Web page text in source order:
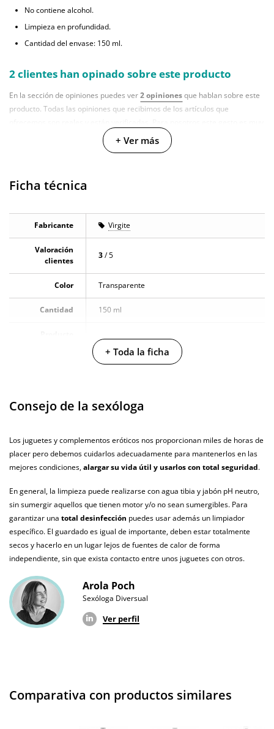
No contiene alcohol.
Limpieza en profundidad.
Cantidad del envase: 150 ml.
2 clientes han opinado sobre este producto
En la sección de opiniones puedes ver2 opinionesque hablan sobre este
producto. Todas las opiniones que recibimos de los artículos que
importante, y nos ayuda a mejorar y ofrecer un mejor servicio al resto de
+ Ver más
Ficha técnica
Fabricante Virgite
Valoración
clientes
3/ 5
Color Transparente
Cantidad 150 ml
Envío discreto Paquete discreto y sin distintivos
Producto
original
¿Cuándo lo
recibo?
El martes 11 de agosto (fecha estimada)
+ Toda la ficha
Consejo de la sexóloga
Los juguetes y complementos eróticos nos proporcionan miles de horas de
placer pero debemos cuidarlos adecuadamente para mantenerlos en las
mejores condiciones,alargar su vida útil y usarlos con total seguridad.
En general, la limpieza puede realizarse con agua tibia y jabón pH neutro,
sin sumergir aquellos que tienen motor y/o no sean sumergibles. Para
garantizar una total desinfección puedes usar además un limpiador
específico. El guardado es igual de importante, deben estar totalmente
secos y hacerlo en un lugar lejos de fuentes de calor de forma
independiente, sin que exista contacto entre unos juguetes con otros.
Arola Poch
Sexóloga Diversual
Ver perfil
Comparativa con productos similares